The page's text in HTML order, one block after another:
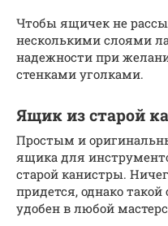
Чтобы ящичек не
несколькими слоями
надежности при
стенками уголками.
Ящик из старой
Простым и
ящика для
старой канистры.
придется, однако
удобен в любой